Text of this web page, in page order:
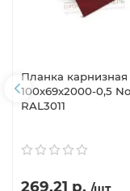
Планка карнизная
100х69х2000-0,5
RAL3011
269.21 р.